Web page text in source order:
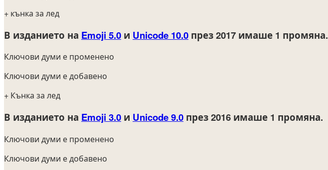
+ кънка за лед
В изданието на Emoji 5.0 и Unicode 10.0 през 2017 имаше 1 промяна.
Ключови думи е променено
Ключови думи е добавено
+ Кънка за лед
В изданието на Emoji 3.0 и Unicode 9.0 през 2016 имаше 1 промяна.
Ключови думи е променено
Ключови думи е добавено